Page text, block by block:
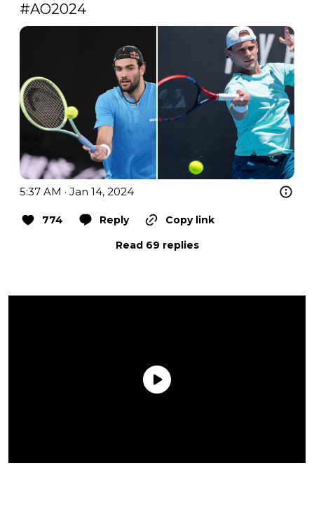
#AO2024
5:37 AM · Jan 14, 2024
774 Reply
Copy link
Read 69 replies